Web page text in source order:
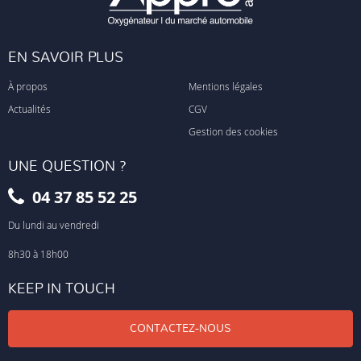
EN SAVOIR PLUS
À propos
Actualités
Mentions légales
CGV
Gestion des cookies
UNE QUESTION ?
04 37 85 52 25
Du lundi au vendredi
8h30 à 18h00
KEEP IN TOUCH
CONTACTEZ-NOUS